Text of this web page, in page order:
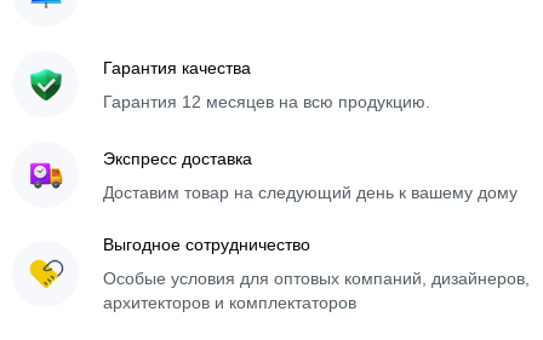
Гарантия качества
Гарантия 12 месяцев на всю продукцию.
Экспресс доставка
Доставим товар на следующий день к вашему дому
Выгодное сотрудничество
Особые условия для оптовых компаний, дизайнеров,
архитекторов и комплектаторов